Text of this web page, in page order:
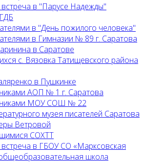
в "Парусе Надежды"
в "День пожилого человека"
в Гимназии № 89 г. Саратова
в Саратове
с. Вязовка Татищевского района
в Пушкинке
АОП № 1 г. Саратова
МОУ СОШ № 22
музея писателей Саратова
Ветровой
СОХТТ
встреча в ГБОУ СО «Марксовская
школа